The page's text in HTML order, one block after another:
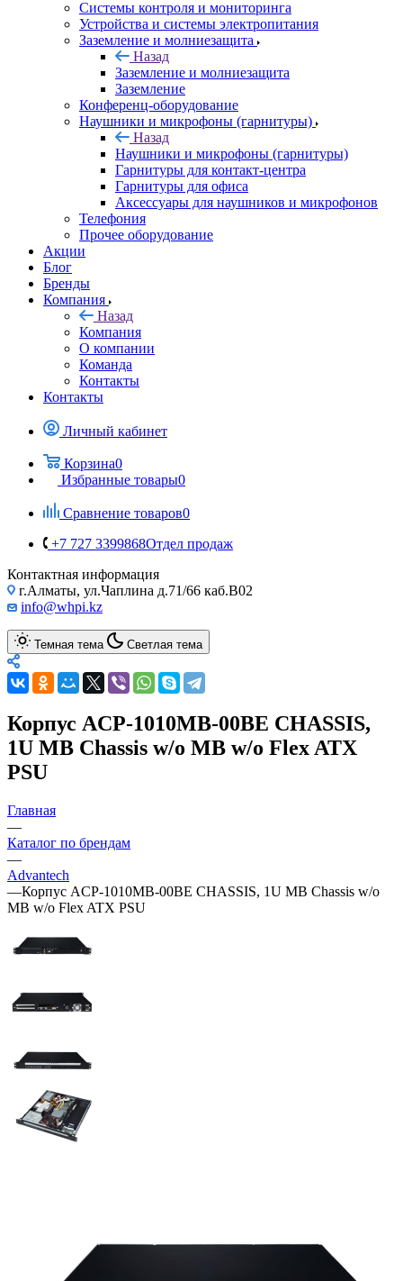
Системы контроля и мониторинга
Устройства и системы электропитания
Заземление и молниезащита
Назад
Заземление и молниезащита
Заземление
Конференц-оборудование
Наушники и микрофоны (гарнитуры)
Назад
Наушники и микрофоны (гарнитуры)
Гарнитуры для контакт-центра
Гарнитуры для офиса
Аксессуары для наушников и микрофонов
Телефония
Прочее оборудование
Акции
Блог
Бренды
Компания
Назад
Компания
О компании
Команда
Контакты
Контакты
Личный кабинет
Корзина0
Избранные товары0
Сравнение товаров0
+7 727 3399868Отдел продаж
Контактная информация
г.Алматы, ул.Чаплина д.71/66 каб.B02
info@whpi.kz
Темная тема Светлая тема
Корпус ACP-1010MB-00BE CHASSIS,
1U MB Chassis w/o MB w/o Flex ATX
PSU
Главная
—
Каталог по брендам
—
Advantech
—Корпус ACP-1010MB-00BE CHASSIS, 1U MB Chassis w/o
MB w/o Flex ATX PSU